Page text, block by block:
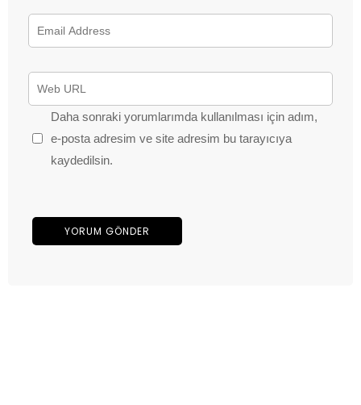
Daha sonraki yorumlarımda kullanılması için adım,
e-posta adresim ve site adresim bu tarayıcıya
kaydedilsin.